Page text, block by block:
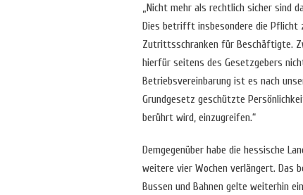
„Nicht mehr als rechtlich sicher sind
Dies betrifft insbesondere die Pflicht
Zutrittsschranken für Beschäftigte.
hierfür seitens des Gesetzgebers
Betriebsvereinbarung ist es nach
Grundgesetz geschützte
berührt wird, einzugreifen.“
Demgegenüber habe die hessische
weitere vier Wochen verlängert. Das
Bussen und Bahnen gelte weiterhin